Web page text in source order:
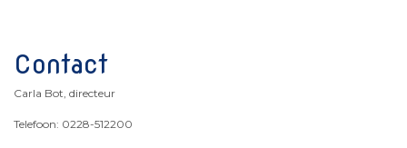
Contact
Carla Bot, directeur
Telefoon: 0228-512200